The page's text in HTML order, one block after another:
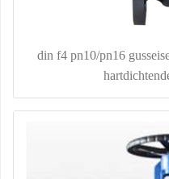
din f4 pn10/pn16